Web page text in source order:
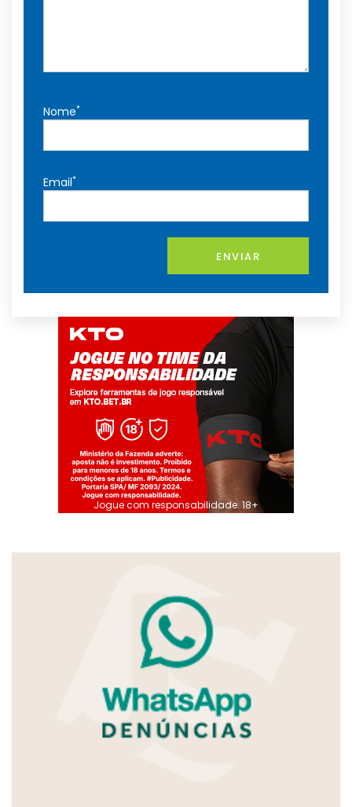
Nome*
Email*
ENVIAR
Jogue com responsabilidade. 18+